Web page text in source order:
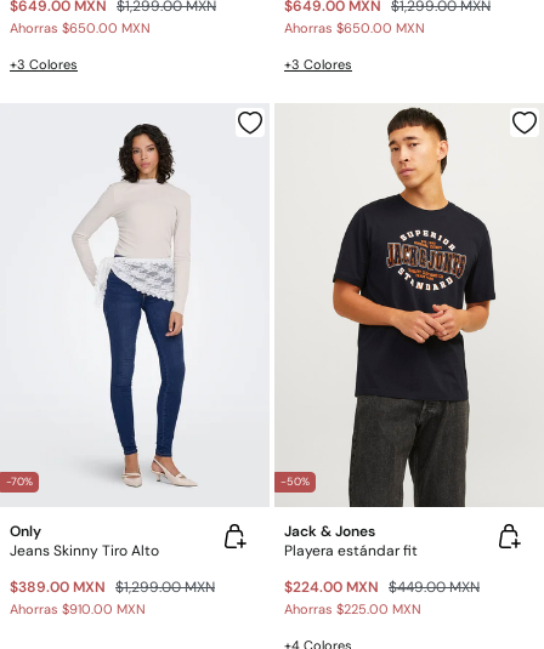
$649.00 MXN $1,299.00 MXN
Ahorras $650.00 MXN
+3 Colores
$649.00 MXN $1,299.00 MXN
Ahorras $650.00 MXN
+3 Colores
-70%
Only
Jeans Skinny Tiro Alto
$389.00 MXN $1,299.00 MXN
Ahorras $910.00 MXN
-50%
Jack & Jones
Playera estándar fit
$224.00 MXN $449.00 MXN
Ahorras $225.00 MXN
+4 Colores